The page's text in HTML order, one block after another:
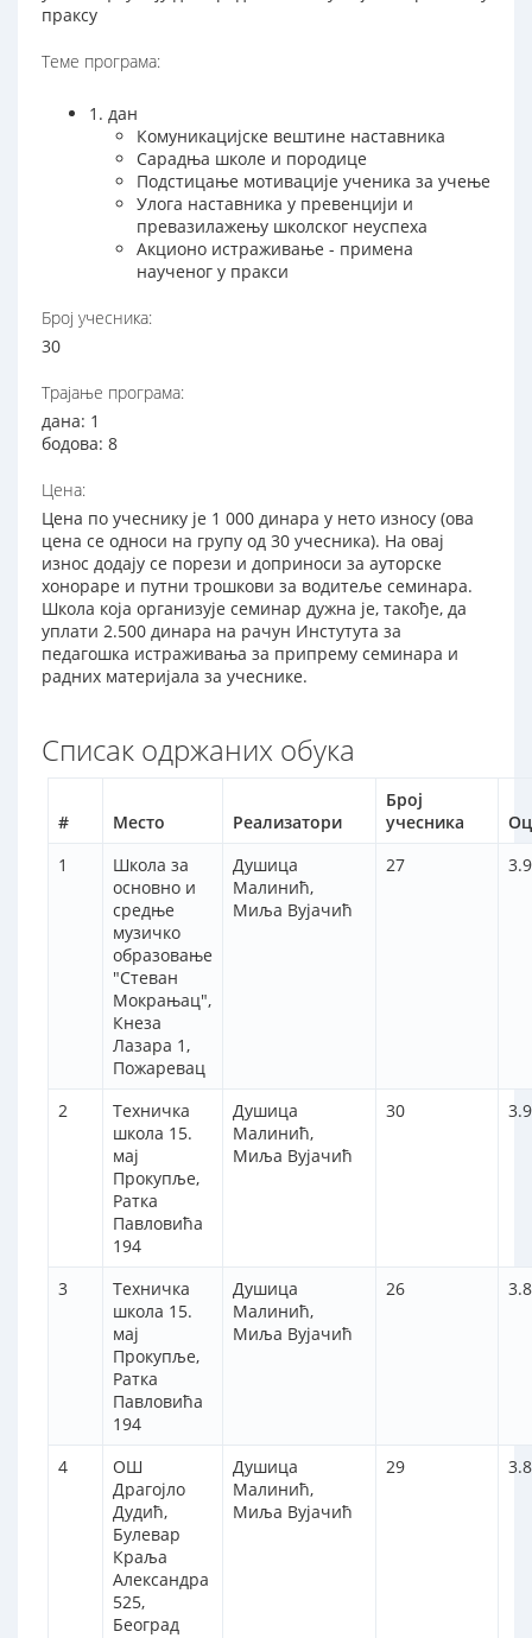
праксу
Теме програма:
1. дан
Комуникацијске вештине наставника
Сарадња школе и породице
Подстицање мотивације ученика за учење
Улога наставника у превенцији и
превазилажењу школског неуспеха
Акционо истраживање - примена
наученог у пракси
Број учесника:
30
Трајање програма:
дана: 1
бодова: 8
Цена:
Цена по учеснику је 1 000 динара у нето износу (ова
цена се односи на групу од 30 учесника). На овај
износ додају се порези и доприноси за ауторске
хонораре и путни трошкови за водитеље семинара.
Школа која организује семинар дужна је, такође, да
уплати 2.500 динара на рачун Инстутута за
педагошка истраживања за припрему семинара и
радних материјала за учеснике.
Списак одржаних обука
# Место Реализатори
Број
учесника
1
Школа за
основно и
средње
музичко
образовање
"Стеван
Мокрањац",
Кнеза
Лазара 1,
Пожаревац
Душица
Малинић,
Миља Вујачић
27
2
Техничка
школа 15.
мај
Прокупље,
Ратка
Павловића
194
Душица
Малинић,
Миља Вујачић
30
3
Техничка
школа 15.
мај
Прокупље,
Ратка
Павловића
194
Душица
Малинић,
Миља Вујачић
26
4
ОШ
Драгојло
Дудић,
Булевар
Краља
Александра
525,
Београд
Душица
Малинић,
Миља Вујачић
29